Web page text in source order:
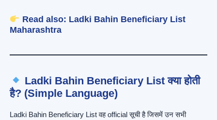
Read also: Ladki Bahin Beneficiary List
Maharashtra
Ladki Bahin Beneficiary List क्या होती
है? (Simple Language)
Ladki Bahin Beneficiary List वह official सूची है जिसमें उन सभी